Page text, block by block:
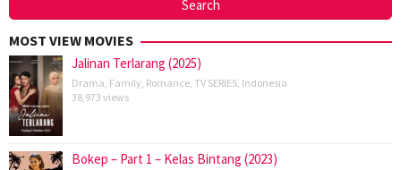
MOST VIEW MOVIES
Jalinan Terlarang (2025)
Drama Family Romance TV SERIES Indonesia
38,973 views
Bokep – Part 1 – Kelas Bintang (2023)